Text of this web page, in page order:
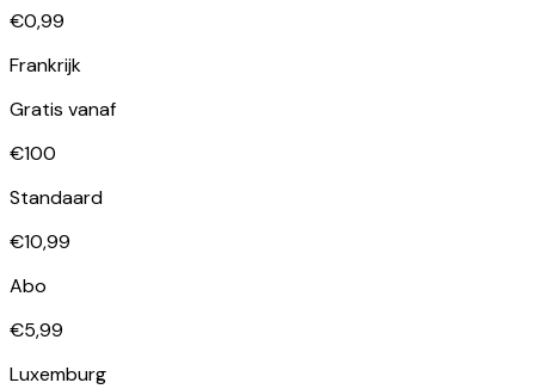
€0,99
Frankrijk
Gratis vanaf
€100
Standaard
€10,99
Abo
€5,99
Luxemburg